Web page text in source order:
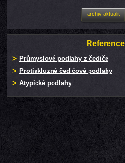
archiv aktualit
Reference
Průmyslové podlahy z čediče
Protiskluzné čedičové podlahy
Atypické podlahy